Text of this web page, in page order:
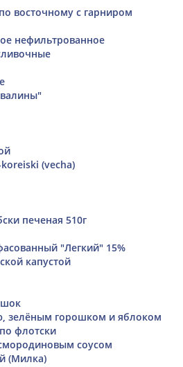
восточному с гарниром
нефильтрованное
(vecha)
печеная 510г
"Легкий" 15%
капустой
зелёным горошком и яблоком
флотски
соусом
(Милка)